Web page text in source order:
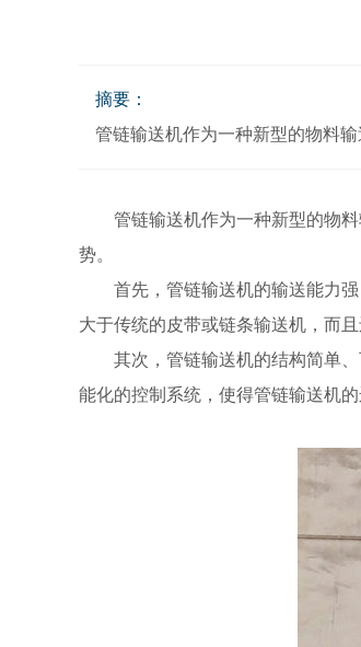
摘要：
管链输送机作为一种新型的物料
管链输送机作为一种新型的物
势。
首先，管链输送机的输送能力强
大于传统的皮带或链条输送机，而
其次，管链输送机的结构简单、
能化的控制系统，使得管链输送机